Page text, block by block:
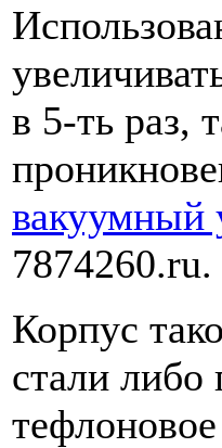
в 5-ть раз,
вакуумный
7874260.ru.
Корпус
стали либо